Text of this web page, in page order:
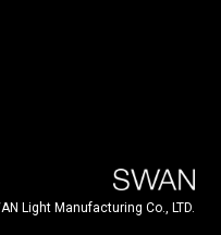
Light Manufacturing Co., LTD.